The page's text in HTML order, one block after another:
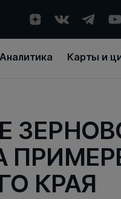
Аналитика Карты и
КРАЯ